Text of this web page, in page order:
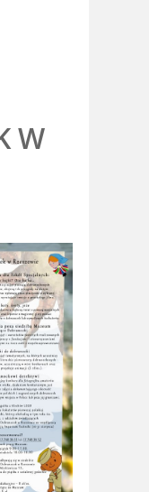
W